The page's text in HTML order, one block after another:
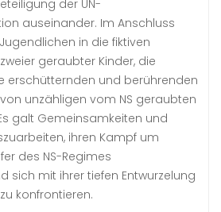
der UN-
auseinander. Im Anschluss
in die fiktiven
geraubter Kinder, die
erschütternden und berührenden
unzähligen vom NS geraubten
galt Gemeinsamkeiten und
ihren Kampf um
des NS-Regimes
sich mit ihrer tiefen Entwurzelung
konfrontieren.